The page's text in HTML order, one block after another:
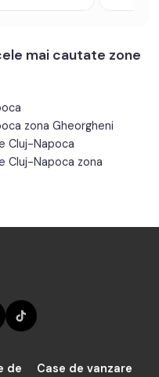
mai cautate zone
zona Gheorgheni
Cluj-Napoca
Cluj-Napoca zona
de Case de vanzare